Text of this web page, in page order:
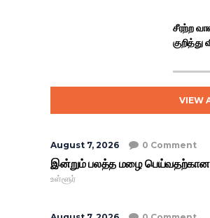
சீரற்ற
VIEW
August 7, 2026 0 Comment
இன்றும் பலத்த மழை பெய்வதற்கான
உள்ளூர்